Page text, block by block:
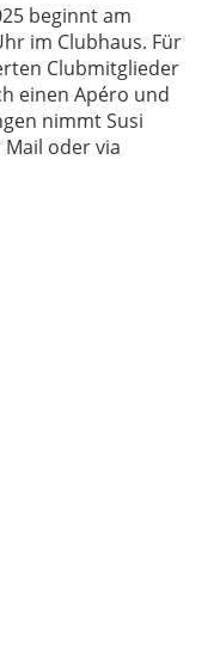
beginnt am
im Clubhaus. Für
Clubmitglieder
einen Apéro und
nimmt Susi
oder via